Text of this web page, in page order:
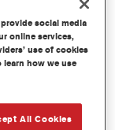
del color.
y
de tintes
climáticas
social media
online services,
use of cookies
learn how we use
All Cookies